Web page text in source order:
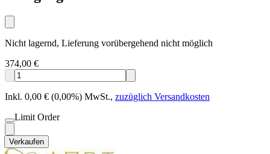
Nicht lagernd, Lieferung vorübergehend nicht möglich
374,00 €
Inkl. 0,00 € (0,00%) MwSt., zuzüglich Versandkosten
Limit Order
Verkaufen